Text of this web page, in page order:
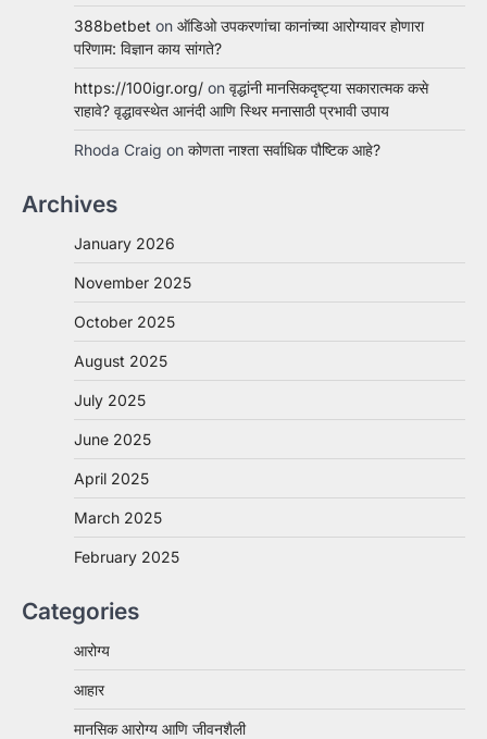
388betbet on ऑडिओ उपकरणांचा कानांच्या आरोग्यावर होणारा
परिणाम: विज्ञान काय सांगते?
https://100igr.org/ on वृद्धांनी मानसिकदृष्ट्या सकारात्मक कसे
राहावे? वृद्धावस्थेत आनंदी आणि स्थिर मनासाठी प्रभावी उपाय
Rhoda Craig on कोणता नाश्ता सर्वाधिक पौष्टिक आहे?
Archives
January 2026
November 2025
October 2025
August 2025
July 2025
June 2025
April 2025
March 2025
February 2025
Categories
आरोग्य
आहार
मानसिक आरोग्य आणि जीवनशैली